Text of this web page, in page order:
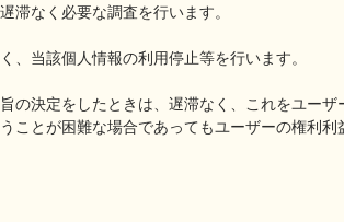
滞なく必要な調査を行います。
、当該個人情報の利用停止等を行います。
決定をしたときは、遅滞なく、これをユーザ
ことが困難な場合であってもユーザーの権利利